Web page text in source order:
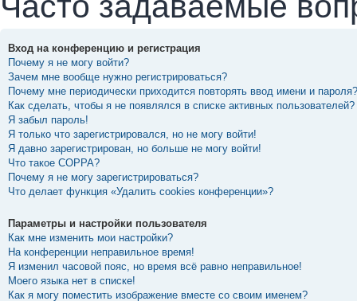
Вход на конференцию и регистрация
Почему я не могу войти?
Зачем мне вообще нужно регистрироваться?
Почему мне периодически приходится повторять ввод имени и пароля?
Как сделать, чтобы я не появлялся в списке активных пользователей?
Я забыл пароль!
Я только что зарегистрировался, но не могу войти!
Я давно зарегистрирован, но больше не могу войти!
Что такое COPPA?
Почему я не могу зарегистрироваться?
Что делает функция «Удалить cookies конференции»?
Параметры и настройки пользователя
Как мне изменить мои настройки?
На конференции неправильное время!
Я изменил часовой пояс, но время всё равно неправильное!
Моего языка нет в списке!
Как я могу поместить изображение вместе со своим именем?